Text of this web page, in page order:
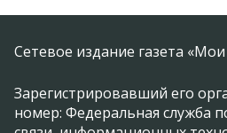
Сетевое издание газета
Зарегистрировавший его
номер: Федеральная служба